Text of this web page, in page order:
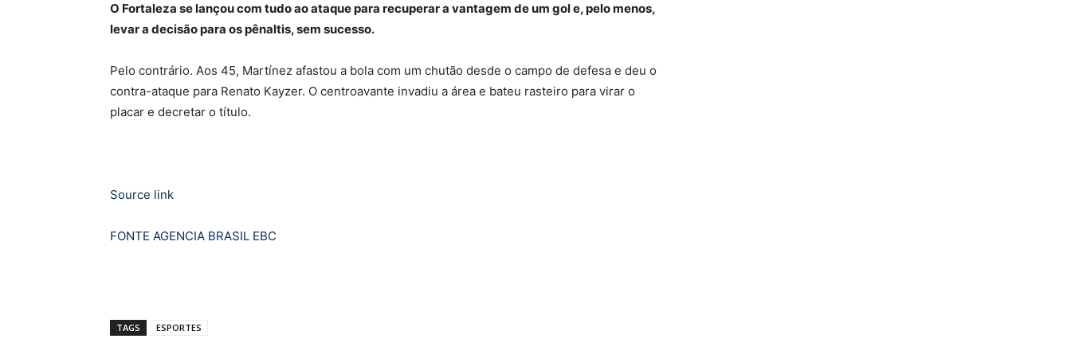
O Fortaleza se lançou com tudo ao ataque para recuperar a vantagem de um gol e, pelo menos,
levar a decisão para os pênaltis, sem sucesso.
Pelo contrário. Aos 45, Martínez afastou a bola com um chutão desde o campo de defesa e deu o
contra-ataque para Renato Kayzer. O centroavante invadiu a área e bateu rasteiro para virar o
placar e decretar o título.
Source link
FONTE AGENCIA BRASIL EBC
TAGS ESPORTES